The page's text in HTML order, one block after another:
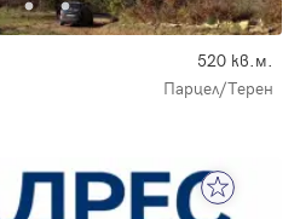
520 кв.м.
Парцел/Терен